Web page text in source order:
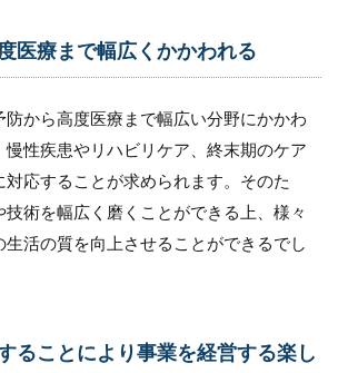
医療まで幅広くかかわれる
から高度医療まで幅広い分野にかかわ
慢性疾患やリハビリケア、終末期のケア
対応することが求められます。そのた
術を幅広く磨くことができる上、様々
生活の質を向上させることができるでし
ることにより事業を経営する楽し